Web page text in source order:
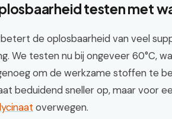
testen met
de oplosbaarheid van veel
We testen nu bij ongeveer 60°C,
om de werkzame stoffen te
beduidend sneller op, maar voor
overwegen.